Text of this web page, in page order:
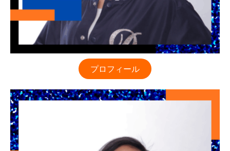
プロフィール